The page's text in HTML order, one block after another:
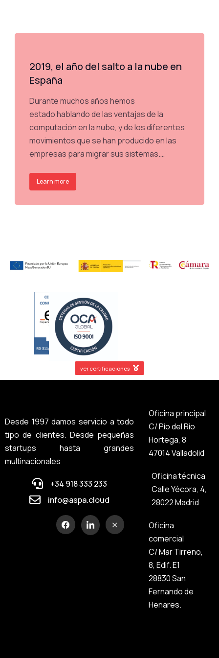
2019, el año del salto a la nube en
España
Durante muchos años hemos
estado hablando de las ventajas de la
computación en la nube, y de los diferentes
movimientos que se han producido en las
empresas para migrar sus sistemas.…
Learn more
ver certificaciones
Desde 1997 damos servicio a todo
tipo de clientes. Desde pequeñas
startups hasta grandes
multinacionales
+34 918 333 233
info@aspa.cloud
Oficina principal
C/ Pío del Río
Hortega, 8
47014 Valladolid
Oficina técnica
Calle Yécora, 4,
28022 Madrid
Oficina
comercial
C/ Mar Tirreno,
8, Edif. E1
28830 San
Fernando de
Henares.